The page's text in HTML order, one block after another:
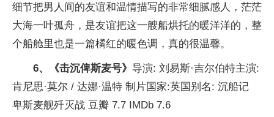
细节把男人间的友谊和温情描写的非常细腻感人，茫茫
大海一叶孤舟，是友谊把这一艘船烘托的暖洋洋的，整
个船舱里也是一篇橘红的暖色调，真的很温馨。
6、《击沉俾斯麦号》 导演: 刘易斯·吉尔伯特主演:
肯尼思·莫尔 / 达娜·温特 制片国家:英国别名: 沉船记
卑斯麦舰歼灭战 豆瓣 7.7 IMDb 7.6